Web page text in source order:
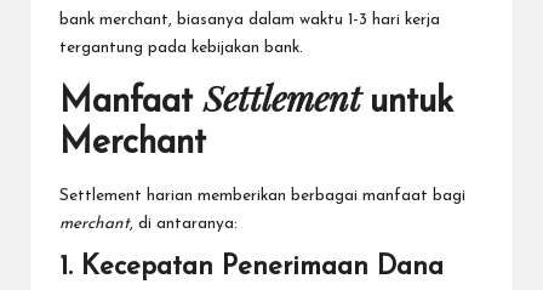
bank merchant, biasanya dalam waktu 1-3 hari kerja
tergantung pada kebijakan bank.
ManfaatSettlement untuk
Merchant
Settlement harian memberikan berbagai manfaat bagi
merchant, di antaranya:
1. Kecepatan Penerimaan Dana